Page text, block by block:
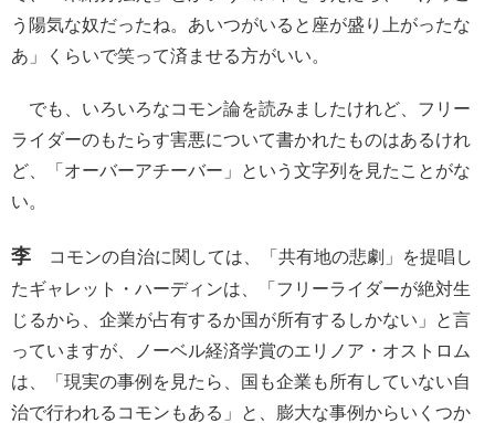
う陽気な奴だったね。あいつがいると座が盛り上がったな
あ」くらいで笑って済ませる方がいい。
でも、いろいろなコモン論を読みましたけれど、フリー
ライダーのもたらす害悪について書かれたものはあるけれ
ど、「オーバーアチーバー」という文字列を見たことがな
い。
李 コモンの自治に関しては、「共有地の悲劇」を提唱し
たギャレット・ハーディンは、「フリーライダーが絶対生
じるから、企業が占有するか国が所有するしかない」と言
っていますが、ノーベル経済学賞のエリノア・オストロム
は、「現実の事例を見たら、国も企業も所有していない自
治で行われるコモンもある」と、膨大な事例からいくつか